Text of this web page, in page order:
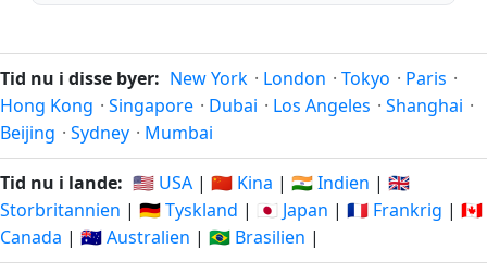
Tid nu i disse byer: New York · London · Tokyo · Paris ·
Hong Kong · Singapore · Dubai · Los Angeles · Shanghai ·
Beijing · Sydney · Mumbai
Tid nu i lande: 🇺🇸 USA | 🇨🇳 Kina | 🇮🇳 Indien | 🇬🇧
Storbritannien | 🇩🇪 Tyskland | 🇯🇵 Japan | 🇫🇷 Frankrig | 🇨🇦
Canada | 🇦🇺 Australien | 🇧🇷 Brasilien |